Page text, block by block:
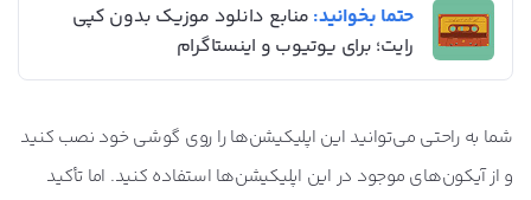
حتما بخوانید: منابع دانلود موزیک بدون کپی
رایت؛ برای یوتیوب و اینستاگرام
شما به راحتی می‌توانید این اپلیکیشن‌ها را روی گوشی خود نصب کنید
و از آیکون‌های موجود در این اپلیکیشن‌ها استفاده کنید. اما تأکید